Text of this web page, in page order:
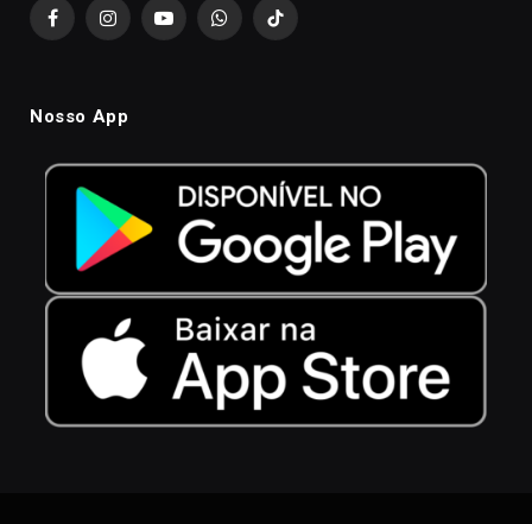
FacebookInstagramYouTubeWhatsAppTikTok
Nosso App